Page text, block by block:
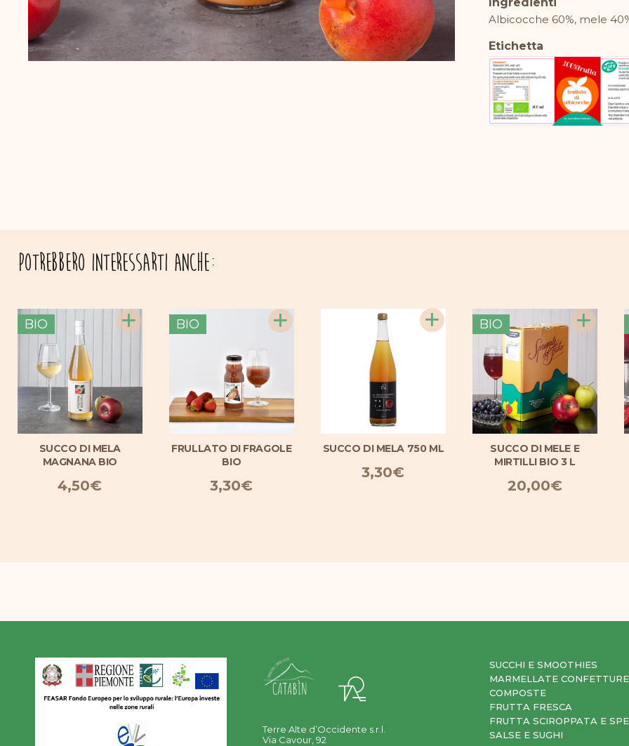
Albicocche 60%, mele
Etichetta
Potrebbero interessarti anche:
SUCCO DI MELA
MAGNANA BIO
4,50€
BIO +
FRULLATO DI FRAGOLE
BIO
3,30€
BIO +
SUCCO DI MELA 750 ML
3,30€
+
SUCCO DI MELE E
MIRTILLI BIO 3 L
20,00€
BIO +
Terre Alte d’Occidente s.r.l.
Via Cavour, 92
SUCCHI E SMOOTHIES
MARMELLATE CONFETTURE
COMPOSTE
FRUTTA FRESCA
FRUTTA SCIROPPATA E
SALSE E SUGHI